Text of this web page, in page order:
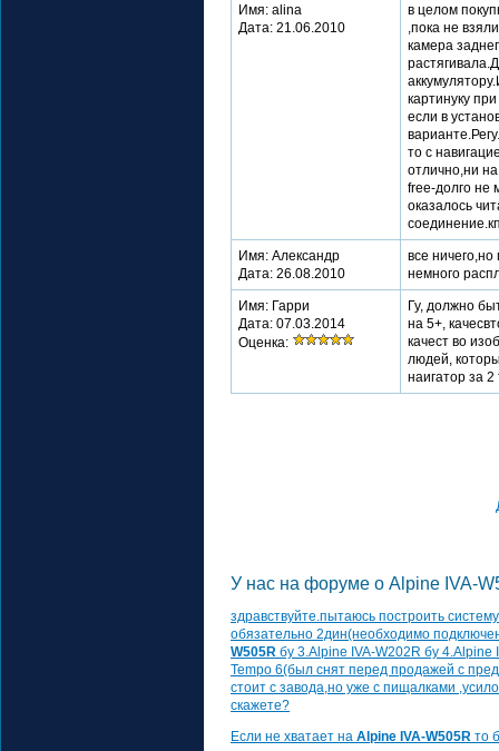
Имя: alina
Дата: 21.06.2010
в целом
,пока не
камера
картинуку
если в
то с
отлично,ни
free-долго не
оказалось
Имя: Александр
Дата: 26.08.2010
все
немного
Имя: Гарри
Дата: 07.03.2014
Оценка:
Гу, должно
на 5+,
качест во
людей,
наигатор за
У нас на форуме о Alpine IVA-
здравствуйте.пытаюсь построить
обязательно 2дин(необходимо
W505R бу 3.Alpine IVA-W202R бу
Tempo 6(был снят перед продажей с
стоит с завода,но уже с пищалками
скажете?
Если не хватает на Alpine IVA-W505R то